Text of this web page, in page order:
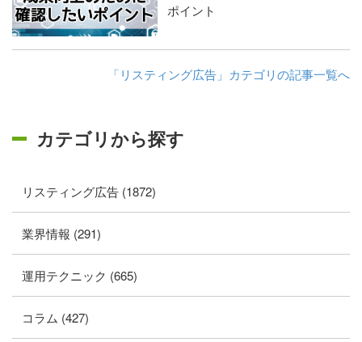
ポイント
「リスティング広告」カテゴリの記事一覧へ
カテゴリから探す
リスティング広告 (1872)
業界情報 (291)
運用テクニック (665)
コラム (427)